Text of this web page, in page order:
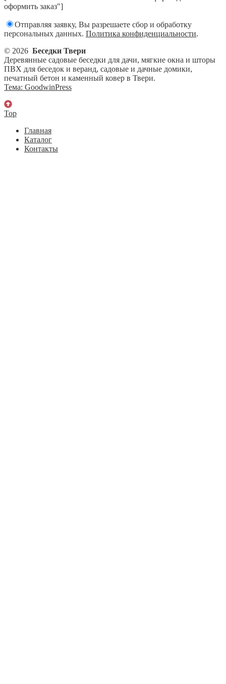
оформить заказ"]
Отправляя заявку, Вы разрешаете сбор и обработку
персональных данных. Политика конфиденциальности.
© 2026 Беседки Твери
Деревянные садовые беседки для дачи, мягкие окна и шторы
ПВХ для беседок и веранд, садовые и дачные домики,
печатный бетон и каменный ковер в Твери.
Тема: GoodwinPress
Top
Главная
Каталог
Контакты